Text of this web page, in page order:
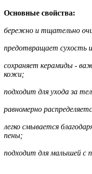
Основные свойства:
бережно и тщательно
предотвращает сухость
сохраняет керамиды -
кожи;
подходит для ухода за
равномерно
легко смывается
пены;
подходит для малышей с